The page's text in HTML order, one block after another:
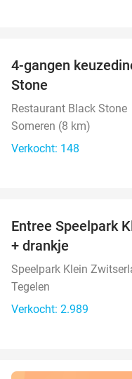
4-gangen
Stone
Restaurant Black Stone
Someren (8 km)
Verkocht: 148
Entree Speelpark
+ drankje
Speelpark Klein
Tegelen
Verkocht: 2.989